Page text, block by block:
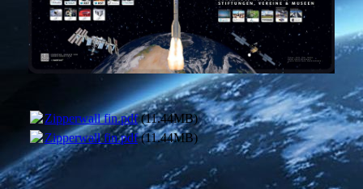
Zipperwall fin.pdf(11.44MB)
Zipperwall fin.pdf(11.44MB)